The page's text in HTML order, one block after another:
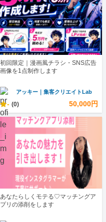
初回限定｜漫画風チラシ・SNS広告
画像を1点制作します
アッキー｜集客クリエイトLab
- (0) 50,000円
あなたらしくモテる♡マッチングア
プリの添削をします